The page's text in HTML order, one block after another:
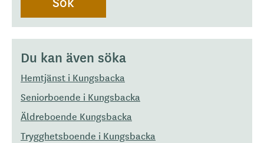
Du kan även söka
Hemtjänst i Kungsbacka
Seniorboende i Kungsbacka
Äldreboende Kungsbacka
Trygghetsboende i Kungsbacka